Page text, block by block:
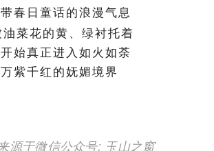
春日童话的浪漫气息
菜花的黄、绿衬托着
始真正进入如火如荼
万紫千红的妩媚境界
源于微信公众号: 玉山之窗